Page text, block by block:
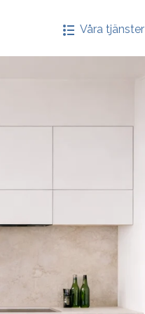
Våra tjänster